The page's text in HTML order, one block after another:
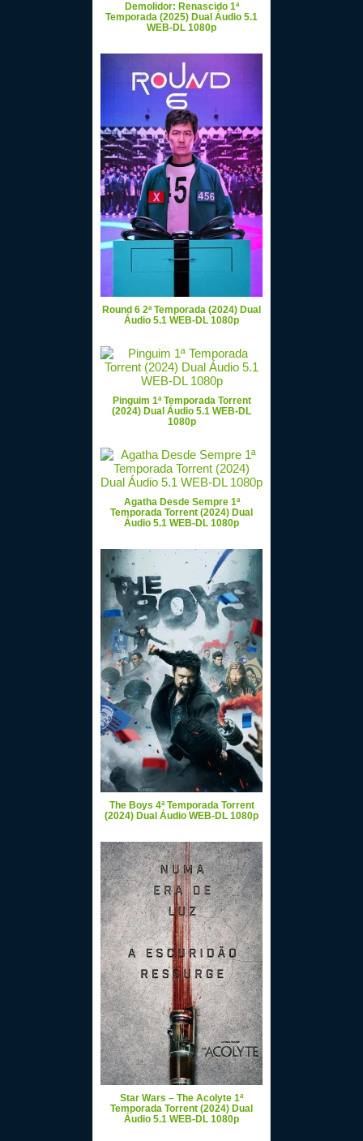
Demolidor: Renascido 1ª
Temporada (2025) Dual Áudio 5.1
WEB-DL 1080p
Round 6 2ª Temporada (2024) Dual
Áudio 5.1 WEB-DL 1080p
Pinguim 1ª Temporada Torrent
(2024) Dual Áudio 5.1 WEB-DL
1080p
Agatha Desde Sempre 1ª
Temporada Torrent (2024) Dual
Áudio 5.1 WEB-DL 1080p
The Boys 4ª Temporada Torrent
(2024) Dual Áudio WEB-DL 1080p
Star Wars – The Acolyte 1ª
Temporada Torrent (2024) Dual
Áudio 5.1 WEB-DL 1080p